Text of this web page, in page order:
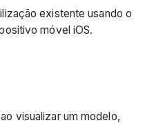
existente usando o
móvel iOS.
visualizar um modelo,